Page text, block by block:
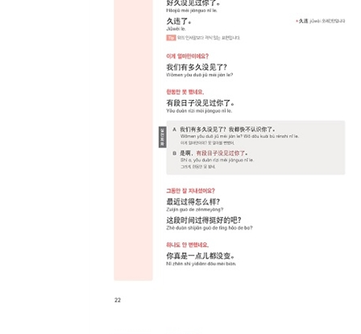
CHAPTER 2. 지하철
CHAPTER 3. 기차
CHAPTER 4. 택시
CHAPTER 5. 자가용
CHAPTER 1. 관광지
CHAPTER 2. 해외 여행
CHAPTER 2. 전화 걸기
CHAPTER 3. 통화하기
CHAPTER 4. 전화 관련 서비스